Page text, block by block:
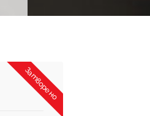
Затворено